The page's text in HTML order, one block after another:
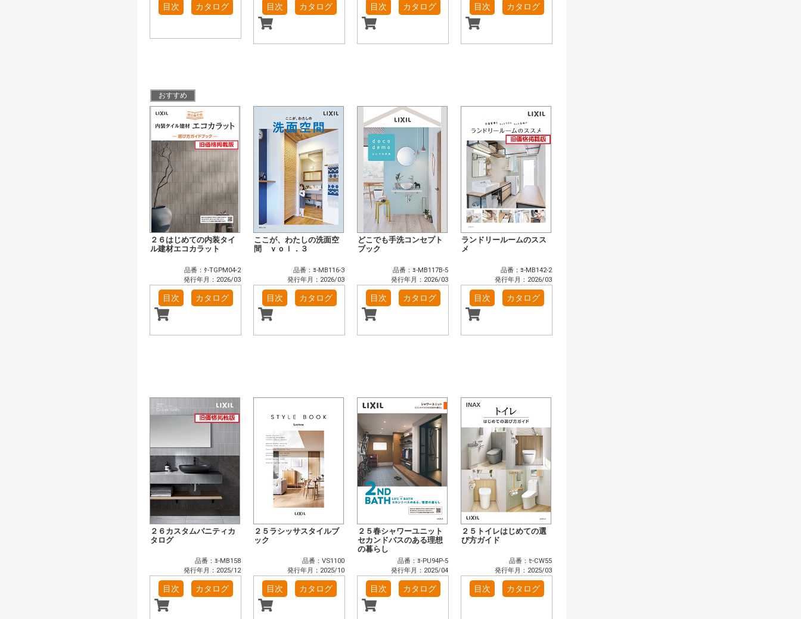
目次 カタログ 目次 カタログ 目次 カタログ 目次 カタログ
おすすめ
２６はじめての内装タイ
ル建材エコカラット
品番：ﾀ-TGPM04-2
発行年月：2026/03
目次 カタログ
ここが、わたしの洗面空
間 ｖｏｌ．３
品番：ﾖ-MB116-3
発行年月：2026/03
目次 カタログ
どこでも手洗コンセプト
ブック
品番：ﾖ-MB117B-5
発行年月：2026/03
目次 カタログ
ランドリールームのスス
メ
品番：ﾖ-MB142-2
発行年月：2026/03
目次 カタログ
２６カスタムバニティカ
タログ
品番：ﾖ-MB158
発行年月：2025/12
目次 カタログ
２５ラシッサスタイルブ
ック
品番：VS1100
発行年月：2025/10
目次 カタログ
２５春シャワーユニット
セカンドバスのある理想
の暮らし
品番：ﾖ-PU94P-5
発行年月：2025/04
目次 カタログ
２５トイレはじめての選
び方ガイド
品番：ｾ-CW55
発行年月：2025/03
目次 カタログ